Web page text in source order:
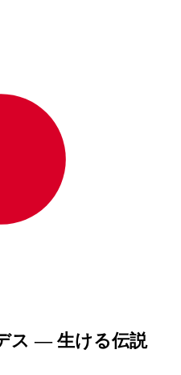
ス ― 生ける伝説